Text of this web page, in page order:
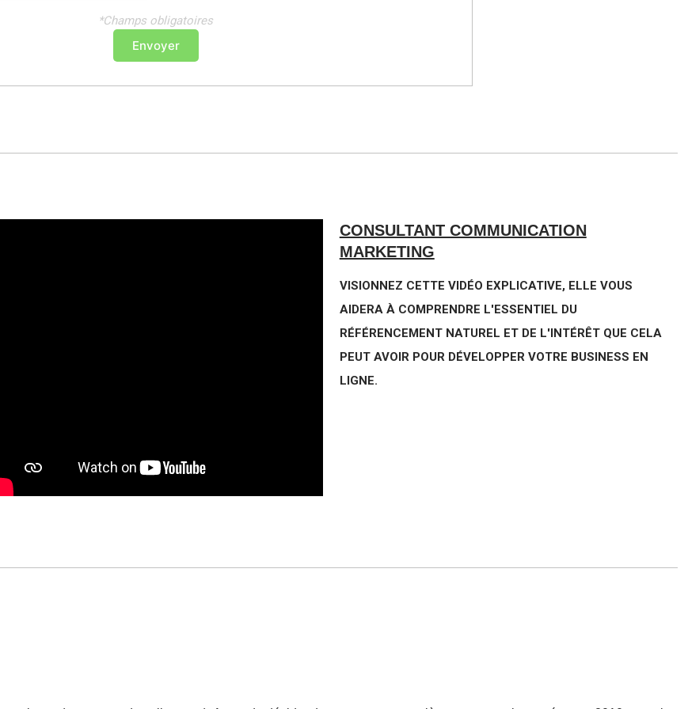
*Champs obligatoires
Envoyer
CONSULTANT COMMUNICATION
MARKETING
VISIONNEZ CETTE VIDÉO EXPLICATIVE, ELLE VOUS
AIDERA À COMPRENDRE L'ESSENTIEL DU
RÉFÉRENCEMENT NATUREL ET DE L'INTÉRÊT QUE CELA
PEUT AVOIR POUR DÉVELOPPER VOTRE BUSINESS EN
LIGNE.